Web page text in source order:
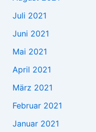
Juli 2021
Juni 2021
Mai 2021
April 2021
März 2021
Februar 2021
Januar 2021